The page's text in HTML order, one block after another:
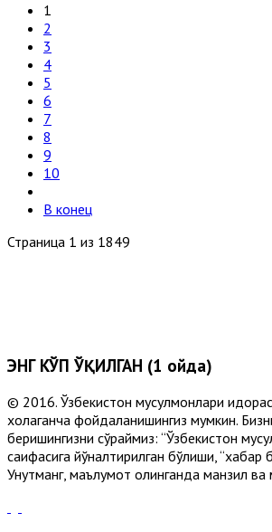
1
2
3
4
5
6
7
8
9
10
В конец
Страница 1 из 1849
ЭНГ КЎП ЎҚИЛГАН (1 ойда)
© 2016. Ўзбекистон мусулмонлари
хоҳлаганча фойдаланишингиз мумкин.
беришингизни сўраймиз: “Ўзбекистон
саҳифасига йўналтирилган бўлиши,
Унутманг, маълумот олинганда манзил